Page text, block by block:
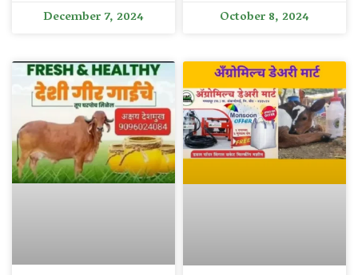
December 7, 2024 October 8, 2024